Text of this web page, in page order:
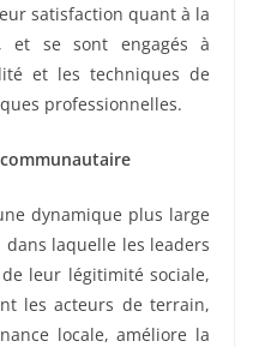
satisfaction quant à la
et se sont engagés à
et les techniques de
professionnelles.
dynamique plus large
laquelle les leaders
leur légitimité sociale,
les acteurs de terrain,
locale, améliore la